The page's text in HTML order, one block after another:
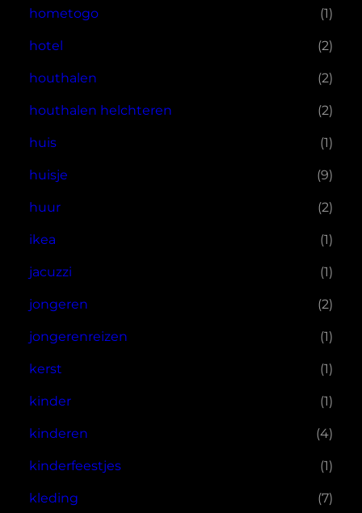
hometogo (1)
hotel (2)
houthalen (2)
houthalen helchteren (2)
huis (1)
huisje (9)
huur (2)
ikea (1)
jacuzzi (1)
jongeren (2)
jongerenreizen (1)
kerst (1)
kinder (1)
kinderen (4)
kinderfeestjes (1)
kleding (7)